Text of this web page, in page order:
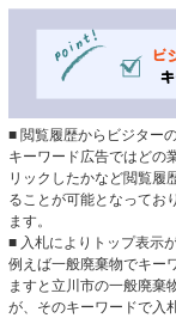
■ 閲覧履歴からビジター
キーワード広告ではどの
リックしたかなど閲覧履
ることが可能となってお
ます。
■ 入札によりトップ表示
例えば一般廃棄物でキ
ますと立川市の一般廃棄
が、そのキーワードで入